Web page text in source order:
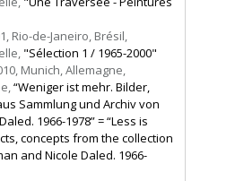
Rio-de-Janeiro, Brésil,
"Sélection 1 / 1965-2000"
Munich, Allemagne,
“Weniger ist mehr. Bilder,
Sammlung und Archiv von
1966-1978” = “Less is
concepts from the collection
and Nicole Daled. 1966-